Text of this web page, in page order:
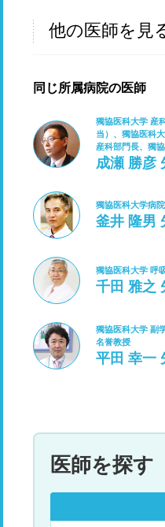
他の医師を見
同じ所属病院の医師
獨協医科大学 産
当）、獨協医科
産科部門長、獨
成瀬 勝彦
獨協医科大学病
釜井 隆男
獨協医科大学 呼
千田 雅之
獨協医科大学 副
名誉教授
平田 幸一
医師を探す